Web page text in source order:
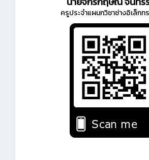
ครูประจำแผนกวิชาช่างอิเล็ก